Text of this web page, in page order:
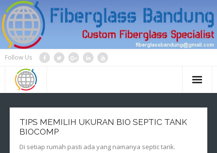
Skip
to
content
Follow Us
TIPS MEMILIH UKURAN BIO SEPTIC TANK
BIOCOMP
Di setiap rumah pasti ada yang namanya septic tank.